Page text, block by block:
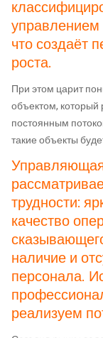
что создаёт
роста.
При этом царит
объектом,
постоянным
такие объекты
трудности:
качество
наличие и
персонала.
реализуем